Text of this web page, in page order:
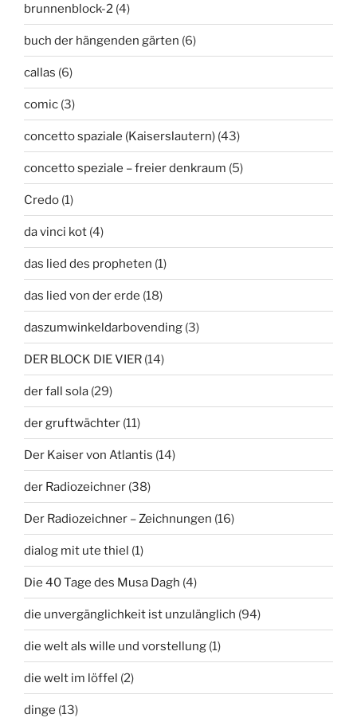
brunnenblock-2 (4)
buch der hängenden gärten (6)
callas (6)
comic (3)
concetto spaziale (Kaiserslautern) (43)
concetto speziale – freier denkraum (5)
Credo (1)
da vinci kot (4)
das lied des propheten (1)
das lied von der erde (18)
daszumwinkeldarbovending (3)
DER BLOCK DIE VIER (14)
der fall sola (29)
der gruftwächter (11)
Der Kaiser von Atlantis (14)
der Radiozeichner (38)
Der Radiozeichner – Zeichnungen (16)
dialog mit ute thiel (1)
Die 40 Tage des Musa Dagh (4)
die unvergänglichkeit ist unzulänglich (94)
die welt als wille und vorstellung (1)
die welt im löffel (2)
dinge (13)